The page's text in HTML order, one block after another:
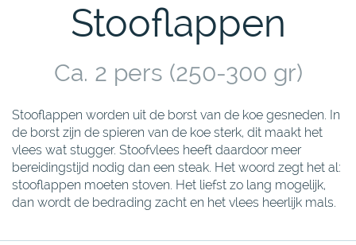
Stooflappen
Ca. 2 pers (250-300 gr)
Stooflappen worden uit de borst van de koe gesneden. In
de borst zijn de spieren van de koe sterk, dit maakt het
vlees wat stugger. Stoofvlees heeft daardoor meer
bereidingstijd nodig dan een steak. Het woord zegt het al:
stooflappen moeten stoven. Het liefst zo lang mogelijk,
dan wordt de bedrading zacht en het vlees heerlijk mals.